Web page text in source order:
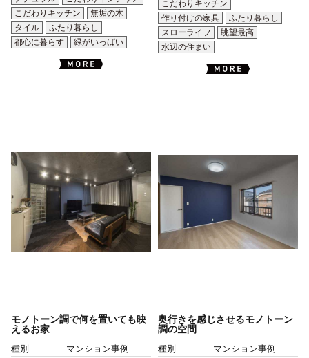
こだわりキッチン
無垢の木
タイル
ふたり暮らし
都心に暮らす
緑がいっぱい
こだわりキッチン
作り付けの家具
ふたり暮らし
スローライフ
眺望最高
水辺の住まい
モノトーン調で何を置いても映
えるお家
種別
マンション事例
奥行きを感じさせるモノトーン
調の空間
種別
マンション事例